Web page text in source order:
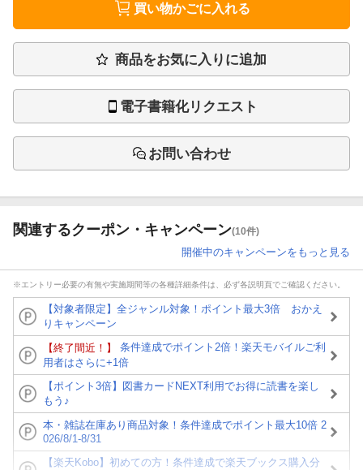
買い物かごに入れる
商品をお気に入りに追加
電子書籍化リクエスト
お問い合わせ
関連するクーポン・キャンペーン(10件)
開催中のキャンペーンをもっと見る
※エントリー必要の有無や実施期間等の各種詳細条件は、必ず各説明頁でご確認ください。
【対象者限定】全ジャンル対象！ポイント最大3倍 おかえ
りキャンペーン
【終了間近！】
条件達成でポイント2倍！楽天モバイルご利
用者はさらに+1倍
【ポイント3倍】図書カードNEXT利用でお得に読書を楽し
もう♪
本・雑誌在庫あり商品対象！条件達成でポイント最大10倍 2
026/8/1-8/31
【楽天Kobo】初めての方！条件達成で楽天ブックス購入分